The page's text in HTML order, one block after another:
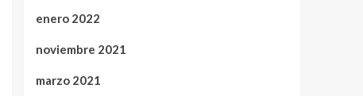
enero 2022
noviembre 2021
marzo 2021